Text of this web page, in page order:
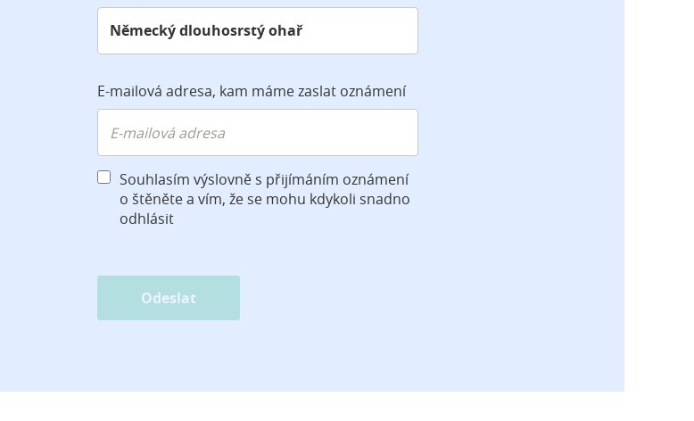
E-mailová adresa, kam máme zaslat oznámení
Souhlasím výslovně s přijímáním oznámení
o štěněte a vím, že se mohu kdykoli snadno
odhlásit
Odeslat